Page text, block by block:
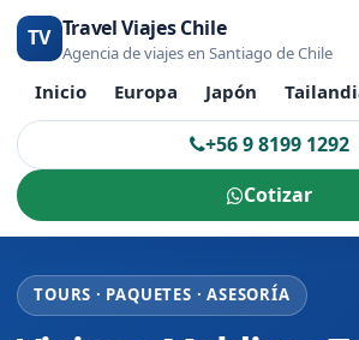
TV Travel Viajes Chile
Agencia de viajes en Santiago de Chile
Inicio Europa Japón
+56 9 8199 1292
Cotizar
TOURS · PAQUETES · ASESORÍA